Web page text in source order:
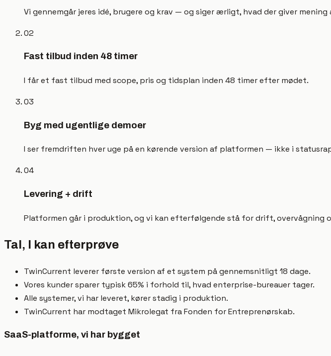
Vi gennemgår jeres idé, brugere og krav — og siger ærligt, hvad der giver
02
Fast tilbud inden 48 timer
I får et fast tilbud med scope, pris og tidsplan inden 48 timer efter mødet.
03
Byg med ugentlige demoer
I ser fremdriften hver uge på en kørende version af platformen — ikke i
04
Levering + drift
Platformen går i produktion, og vi kan efterfølgende stå for drift, overvågning
Tal, I kan efterprøve
TwinCurrent leverer første version af et system på gennemsnitligt 18 dage.
Vores kunder sparer typisk 65% i forhold til, hvad enterprise-bureauer tager.
Alle systemer, vi har leveret, kører stadig i produktion.
TwinCurrent har modtaget Mikrolegat fra Fonden for Entreprenørskab.
SaaS-platforme, vi har bygget